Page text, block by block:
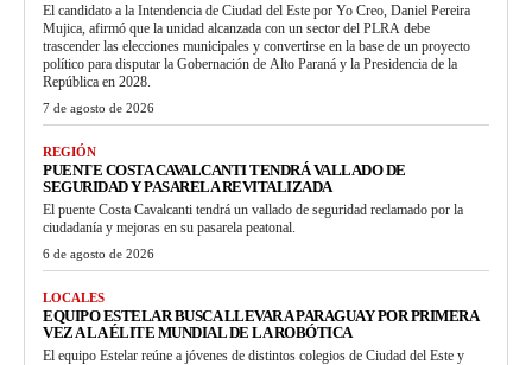
El candidato a la Intendencia de Ciudad del Este por Yo Creo, Daniel Pereira
Mujica, afirmó que la unidad alcanzada con un sector del PLRA debe
trascender las elecciones municipales y convertirse en la base de un proyecto
político para disputar la Gobernación de Alto Paraná y la Presidencia de la
República en 2028.
7 de agosto de 2026
REGIÓN
PUENTE COSTA CAVALCANTI TENDRÁ VALLADO DE
SEGURIDAD Y PASARELA REVITALIZADA
El puente Costa Cavalcanti tendrá un vallado de seguridad reclamado por la
ciudadanía y mejoras en su pasarela peatonal.
6 de agosto de 2026
LOCALES
EQUIPO ESTELAR BUSCA LLEVAR A PARAGUAY POR PRIMERA
VEZ A LA ÉLITE MUNDIAL DE LA ROBÓTICA
El equipo Estelar reúne a jóvenes de distintos colegios de Ciudad del Este y